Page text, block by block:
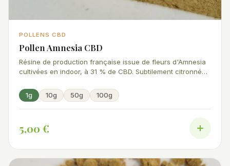
POLLENS CBD
Pollen Amnesia CBD
Résine de production française issue de fleurs d'Amnesia
cultivées en indoor, à 31 % de CBD. Subtilement citronnée
préparations.
1g 10g 50g 100g
5,00 €